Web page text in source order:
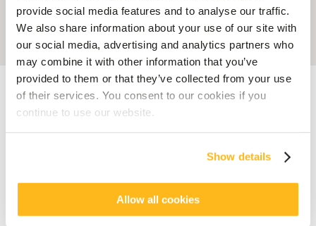
provide social media features and to analyse our traffic.
We also share information about your use of our site with
our social media, advertising and analytics partners who
may combine it with other information that you’ve
provided to them or that they’ve collected from your use
of their services. You consent to our cookies if you
continue to use our website.
Show details
Allow all cookies
Accueil Blog To koz kreol ?
To koz kreol ?
Vous préparez vos prochainesvacances à Maurice? En